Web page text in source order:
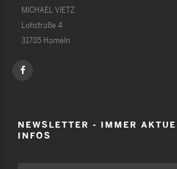
MICHAEL VIETZ
Lohstraße 4
31785 Hameln
NEWSLETTER - IMMER
INFOS